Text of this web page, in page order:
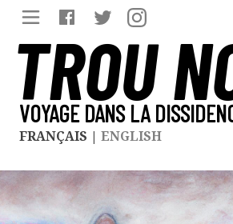
TROU
VOYAGE DANS LA
FRANÇAIS | ENGLISH